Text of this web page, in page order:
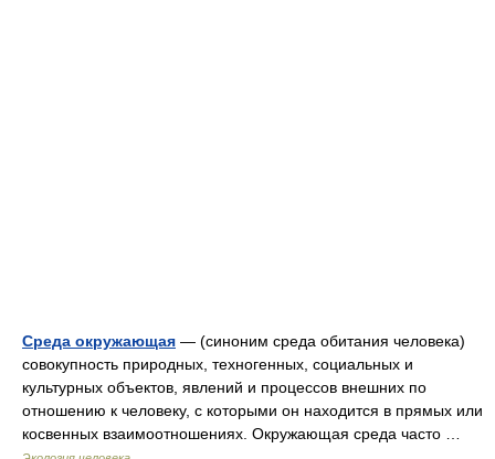
Среда окружающая — (синоним среда обитания человека)
совокупность природных, тех­ногенных, социальных и
культурных объектов, явлений и процессов внешних по
отношению к человеку, с которыми он находится в прямых или
косвенных взаимоотношениях. Окружающая среда часто …